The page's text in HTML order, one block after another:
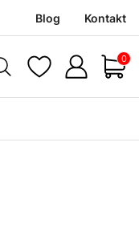
Blog Kontakt